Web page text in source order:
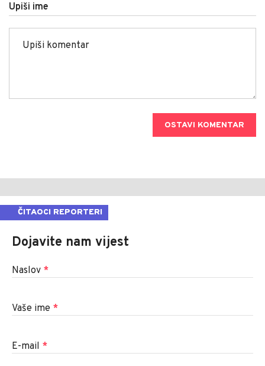
Upiši ime
OSTAVI KOMENTAR
ČITAOCI REPORTERI
Dojavite nam vijest
Naslov *
Vaše ime *
E-mail *